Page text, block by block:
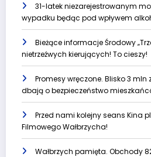
31-latek niezarejestrowanym
wypadku będąc pod wpływem
Bieżące informacje Środowy
nietrzeźwych kierujących! To cieszy!
Promesy wręczone. Blisko 3 mln
dbają o bezpieczeństwo
Przed nami kolejny seans Kina
Filmowego Wałbrzycha!
Wałbrzych pamięta. Obchody